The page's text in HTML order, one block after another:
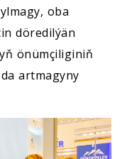
oba
döredilýän
önümçiliginiň
artmagyny